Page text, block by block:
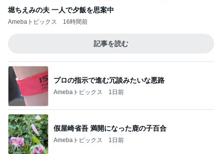
堀ちえみの夫 一人で夕飯を思案中
Amebaトピックス 16時間前
記事を読む
プロの指示で進む冗談みたいな悪路
Amebaトピックス 1日前
假屋崎省吾 満開になった鹿の子百合
Amebaトピックス 1日前